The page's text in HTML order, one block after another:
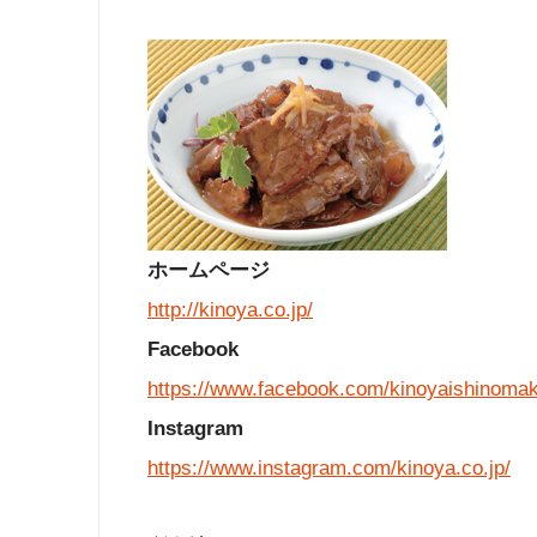
ホームページ
http://kinoya.co.jp/
Facebook
https://www.facebook.com/
Instagram
https://www.instagram.com/kinoya.co.jp/